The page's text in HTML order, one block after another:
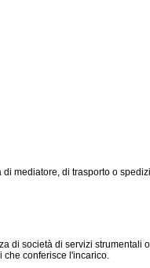
mediatore, di trasporto o
di società di servizi strumentali
che conferisce l'incarico.